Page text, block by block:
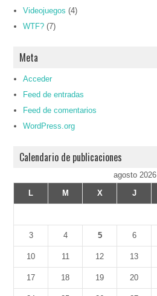
Videojuegos (4)
WTF? (7)
Meta
Acceder
Feed de entradas
Feed de comentarios
WordPress.org
Calendario de publicaciones
agosto 2026
L
M X J
3 4 5 6
10 11 12 13
17 18 19 20